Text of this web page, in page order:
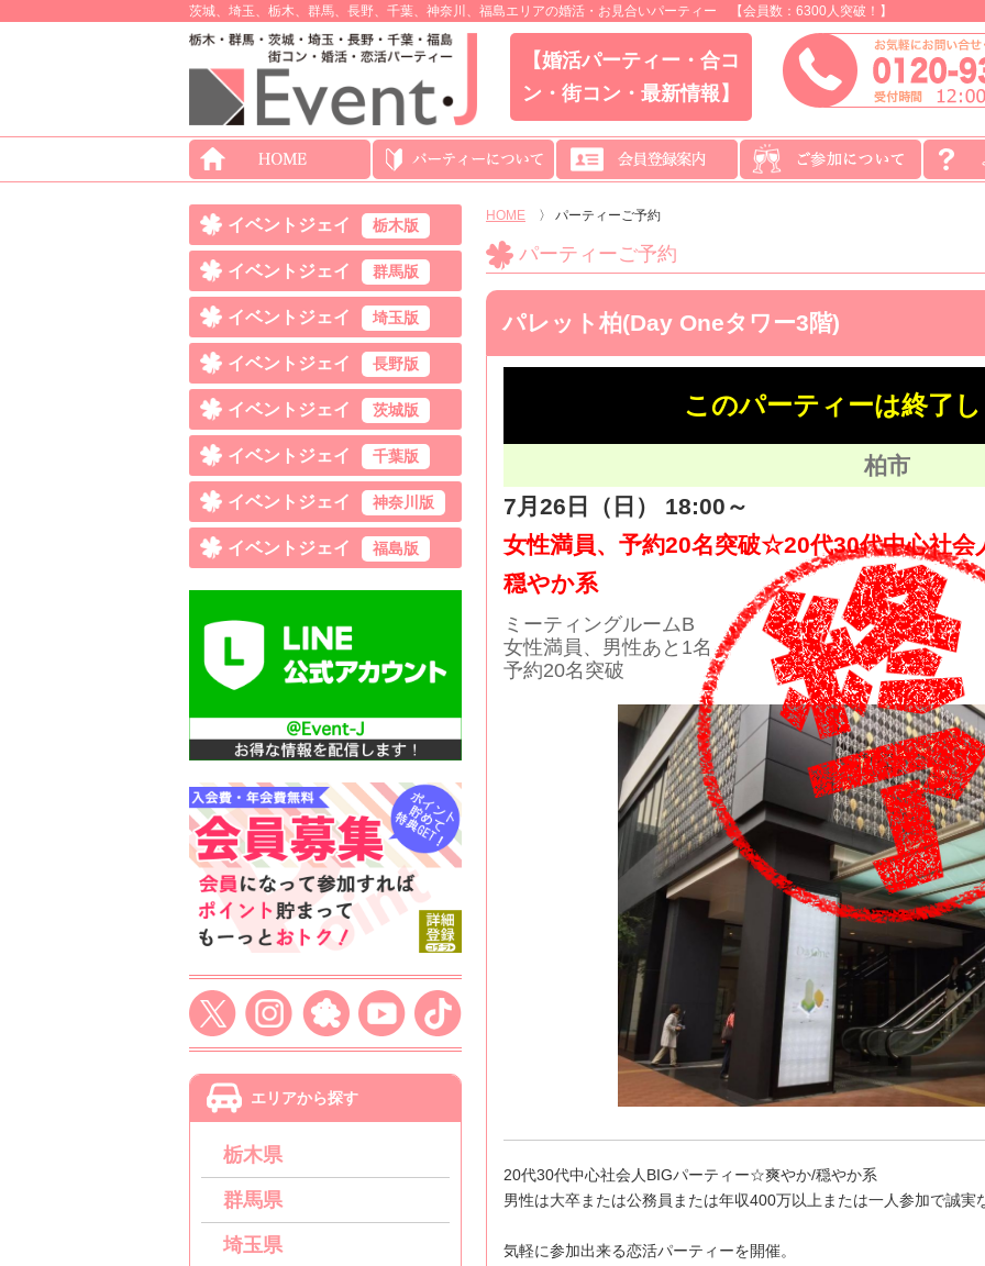
茨城、埼玉、栃木、群馬、長野、千葉、神奈川、福島エリアの婚活・お見合いパーティー 【会員数：6300人突破！】
【婚活パーティー・合コ
ン・街コン・最新情報】
イベントジェイ 栃木版
イベントジェイ 群馬版
イベントジェイ 埼玉版
イベントジェイ 長野版
イベントジェイ 茨城版
イベントジェイ 千葉版
イベントジェイ 神奈川版
イベントジェイ 福島版
エリアから探す
栃木県
群馬県
埼玉県
HOME 〉 パーティーご予約
パーティーご予約
パレット柏(Day Oneタワー3階)
このパーティーは終了
柏市
7月26日（日） 18:00～
女性満員、予約20名突破☆20代30代中心社
穏やか系
ミーティングルームB
女性満員、男性あと1名
予約20名突破
20代30代中心社会人BIGパーティー☆爽やか/穏やか系
男性は大卒または公務員または年収400万以上または一人参加で誠実
気軽に参加出来る恋活パーティーを開催。